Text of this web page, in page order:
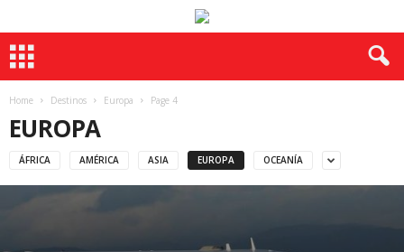
Home Destinos Europa Page 4
EUROPA
ÁFRICA AMÉRICA ASIA EUROPA OCEANÍA